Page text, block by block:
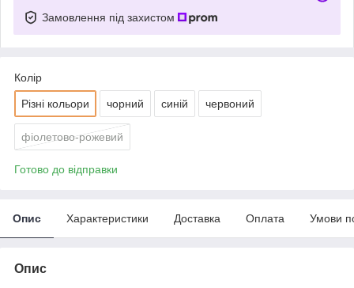
Замовлення під захистом
Колір
Різні кольори чорний синій червоний
фіолетово-рожевий
Готово до відправки
Опис Характеристики Доставка Оплата Умови
Опис